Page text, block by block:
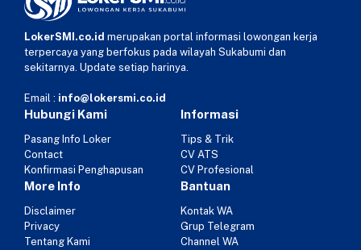
LokerSMI.co.id merupakan portal informasi lowongan kerja
terpercaya yang berfokus pada wilayah Sukabumi dan
sekitarnya. Update setiap harinya.
Email : info@lokersmi.co.id
Hubungi Kami
Pasang Info Loker
Contact
Konfirmasi Penghapusan
Informasi
Tips & Trik
CV ATS
CV Profesional
More Info
Disclaimer
Privacy
Tentang Kami
Bantuan
Kontak WA
Grup Telegram
Channel WA